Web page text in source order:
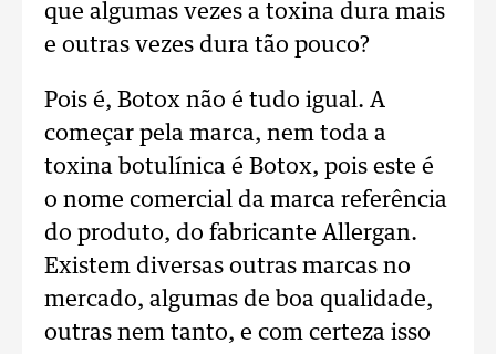
que algumas vezes a toxina dura mais
e outras vezes dura tão pouco?
Pois é, Botox não é tudo igual. A
começar pela marca, nem toda a
toxina botulínica é Botox, pois este é
o nome comercial da marca referência
do produto, do fabricante Allergan.
Existem diversas outras marcas no
mercado, algumas de boa qualidade,
outras nem tanto, e com certeza isso